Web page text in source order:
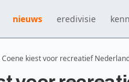
nieuws eredivisie
Coene kiest voor recreatief